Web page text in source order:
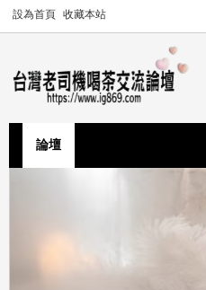
設為首頁 收藏本站
論壇